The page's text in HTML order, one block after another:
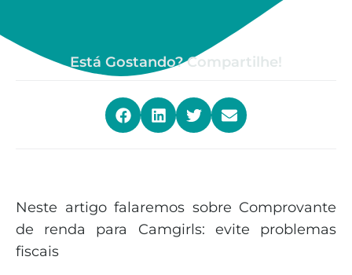
Está Gostando? Compartilhe!
Neste artigo falaremos sobre Comprovante
de renda para Camgirls: evite problemas
fiscais